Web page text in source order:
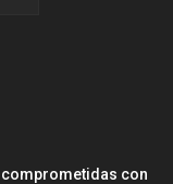
comprometidas con